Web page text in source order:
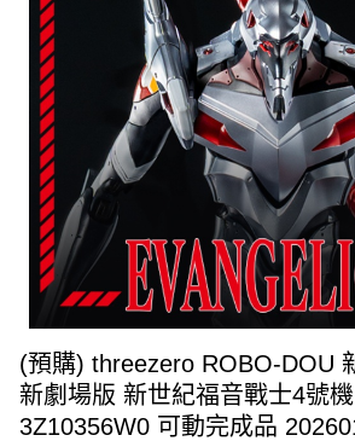
(預購) threezero ROBO-DOU
新劇場版 新世紀福音戰士4號
3Z10356W0 可動完成品